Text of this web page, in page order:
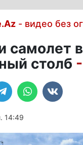
- видео без
самолет
столб
14:49